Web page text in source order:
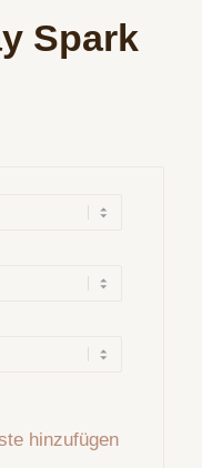
Spark
hinzufügen